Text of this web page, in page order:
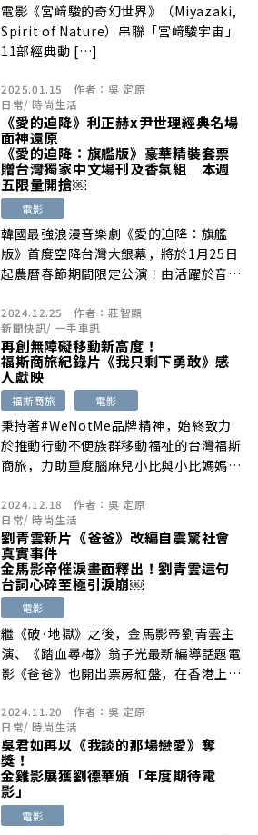
電影《宮﨑駿的奇幻世界》（Miyazaki,
Spirit of Nature）串聯「宮﨑駿宇宙」
11部經典動 […]
2025.01.15 作者： 吳 定原
日常/時尚生活
《愛的迫降》利正赫x尹世理經典名場
面神還原
《愛的迫降：旗艦版》豪華精裝套票
贈台灣獨家中文場刊及香氛組 本週
五限量開搶￼
電影
韓國最強浪漫音樂劇《愛的迫降：旗艦
版》首度空降台灣大銀幕，將於1月25日
起農曆春節期間限定公演！由活躍於音樂
2024.12.25 作者： 莊智顯
新聞快訊/ 一手車訊
再創無障礙移動新高度！
福斯商旅紀錄片《我只剩下勇敢》感
人獻映
福斯商旅 電影
秉持著#WeNotMe品牌精神，始終致力
於推動行動不便族群移動福祉的台灣福斯
商旅，力助重度腦麻兒小比與小比媽媽陳
2024.12.18 作者： 吳 定原
日常/時尚生活
劉青雲新片《爸爸》改編自震驚社會
真實事件
金馬影帝催淚畫面釋出！劉青雲這句
台詞心碎至極引淚崩￼
電影
繼《破·地獄》之後，金馬影帝劉青雲主
演、《踏血尋梅》翁子光最新編導話題電
影《爸爸》也開出票房紅盤，在香港上映
2024.11.20 作者： 吳 定原
日常/時尚生活
吳君如再以《我談的那場戀愛》奪
獎！
金雞影展獲劉德華頒「年度期待電
影」
電影